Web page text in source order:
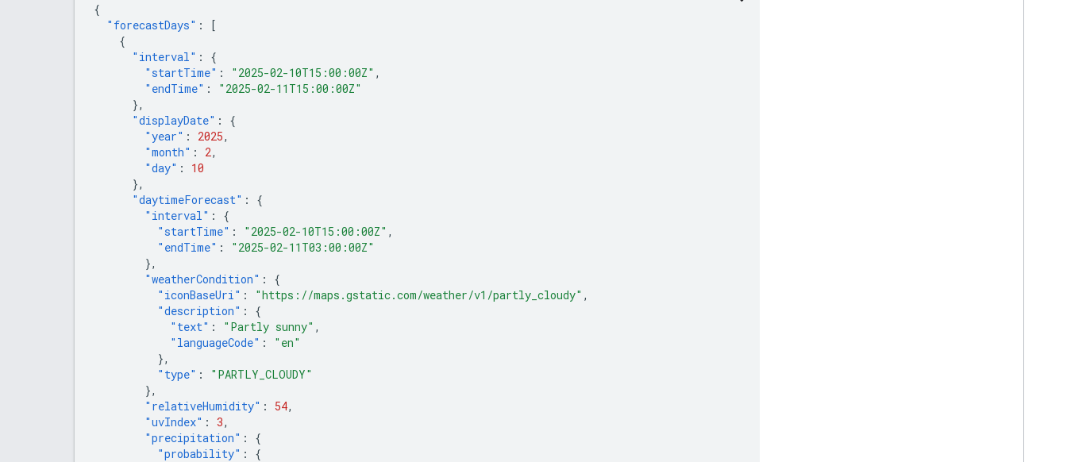
{
"forecastDays" :
[
{
"interval" :
{
"startTime" : "2025-02-10T15:00:00Z" ,
"endTime" :
"2025-02-11T15:00:00Z"
},
"displayDate" :
{
"year" : 2025,
"month" : 2,
"day" :
10
},
"daytimeForecast" :
{
"interval" :
{
"startTime" : "2025-02-10T15:00:00Z" ,
"endTime" :
"2025-02-11T03:00:00Z"
},
"weatherCondition" :
{
"iconBaseUri" : "https://maps.gstatic.com/weather/v1/partly_cloudy" ,
"description" :
{
"text" : "Partly sunny" ,
"languageCode" :
"en"
},
"type" :
"PARTLY_CLOUDY"
},
"relativeHumidity" : 54,
"uvIndex" : 3,
"precipitation" :
{
"probability" :
{